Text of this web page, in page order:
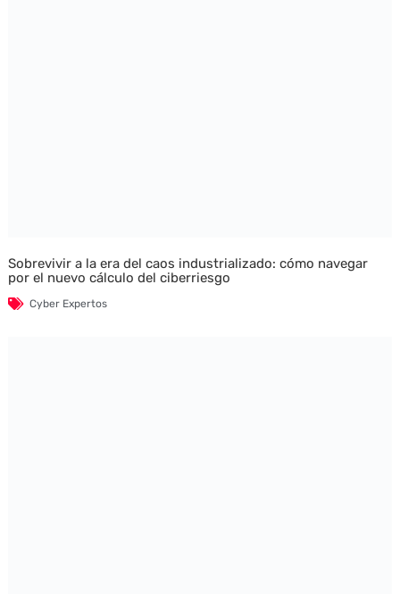
Sobrevivir a la era del caos industrializado: cómo navegar
por el nuevo cálculo del ciberriesgo
Cyber Expertos